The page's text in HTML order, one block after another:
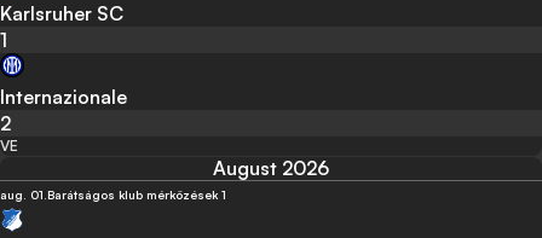
Karlsruher SC
1
Internazionale
2
VE
August 2026
aug. 01. Barátságos klub mérközések 1